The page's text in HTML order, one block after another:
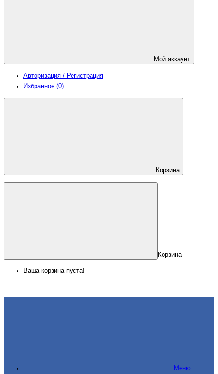
Мой аккаунт
Авторизация / Регистрация
Избранное (0)
Корзина
Корзина
Ваша корзина пуста!
Меню